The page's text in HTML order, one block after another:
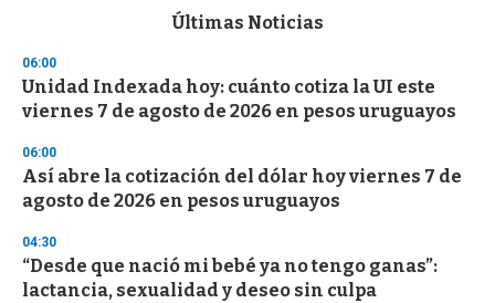
d
s
o
f
3
s
c
n
d
s
Últimas Noticias
06:00
Unidad Indexada hoy: cuánto cotiza la UI este
viernes 7 de agosto de 2026 en pesos uruguayos
06:00
Así abre la cotización del dólar hoy viernes 7 de
agosto de 2026 en pesos uruguayos
04:30
“Desde que nació mi bebé ya no tengo ganas”:
lactancia, sexualidad y deseo sin culpa